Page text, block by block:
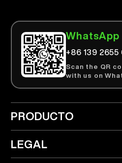
WhatsApp
+86 139 2655
Scan the QR
with us on
PRODUCTO
> AIRTEK Desechable
> AIRTEK Dispositivo
LEGAL